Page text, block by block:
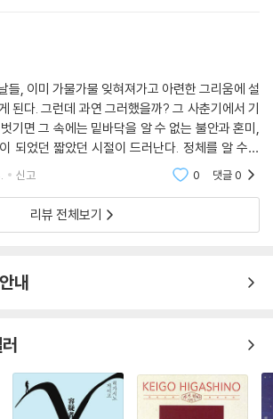
카 고타로 등의 작품은 여성적인 감수성, 쿨한 개인
일본소설과 달리, 문체는 날렵하되 문제의식은 무
가졌다. 이것은 불투명한 사회 속에 감춰진 진실
자들, 상처 주는 세상 속에서 어떻게 살아갈 것인
독자들의 요구인지도 모른다.
』는 나는 누구이며, 어디에 서 있고, 어디를 향해
이 자신의 정체성을 찾아가는 성장소설이다. 츠지
생명은 얼마나 반짝거리는 것인지, 죽음은 얼마나
마나 큰 기적인지를 말하고 있다.
딘가 어색하게 느껴진다. 너무 급하게 커버리는
성장한다는 거겠지, 라고 도오루는 걸음을 내딛
는 희망 게임,
들, 이미 가물가물 잊혀져가고 아련한 그리움에 설
된다. 그런데 과연 그러했을까? 그 사춘기에서 기
기면 그 속에는 밑바닥을 알 수 없는 불안과 혼미,
되었던 짧았던 시절이 드러난다. 정체를 알 수없
거리고 그에 대한 불안감과 죄책감에 몸살을 하던
신고 0 댓글0
리뷰 전체보기
내